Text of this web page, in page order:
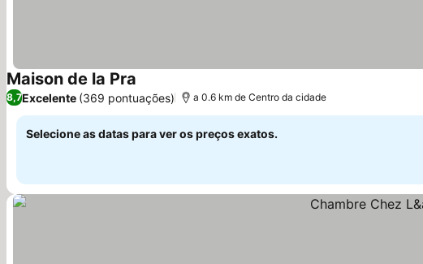
Maison de la Pra
8,7Excelente (369 pontuações) a 0.6 km de Centro da cidade
Selecione as datas para ver os preços exatos.